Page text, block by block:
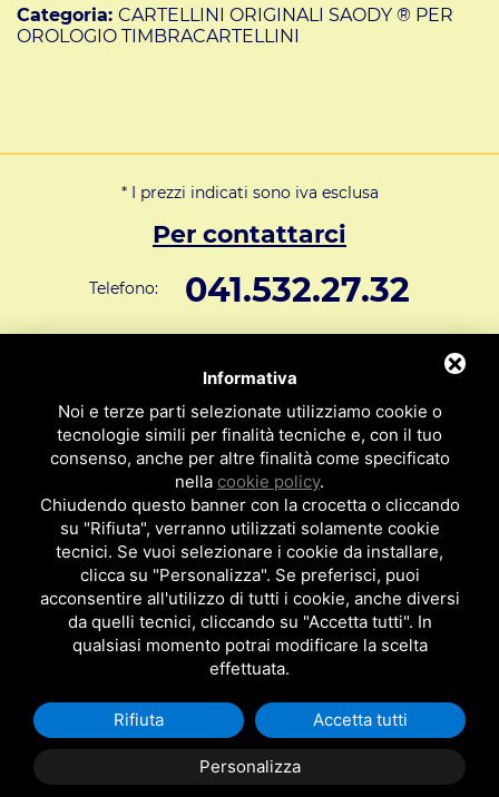
KING POWER
MINDMAN M200D
Categoria: CARTELLINI ORIGINALI SAODY ® PER
OROLOGIO TIMBRACARTELLINI
* I prezzi indicati sono iva esclusa
Per contattarci
Telefono: 041.532.27.32
info@svar1951.it
Supporto Tecnico Clienti: assistenza@svar1951.it
Fax: 041 532.73.01
Indirizzo: S.V.A.R. - Via Cappuccina n° 181 - 30172 Mestre VE
ITALY
P.I : 01971310279
ISCRIZIONE R.E.A. N. 189009
Per essere contattato da un nostro
rappresentante clicca qui
Privacy Policy | Cookie Policy
Posizionamento Sitiby TopsuiMotori
Informativa
Noi e terze parti selezionate utilizziamo cookie o
tecnologie simili per finalità tecniche e, con il tuo
consenso, anche per altre finalità come specificato
nella cookie policy.
Chiudendo questo banner con la crocetta o cliccando
su "Rifiuta", verranno utilizzati solamente cookie
tecnici. Se vuoi selezionare i cookie da installare,
clicca su "Personalizza". Se preferisci, puoi
acconsentire all'utilizzo di tutti i cookie, anche diversi
da quelli tecnici, cliccando su "Accetta tutti". In
qualsiasi momento potrai modificare la scelta
effettuata.
Personalizza
Rifiuta Accetta tutti